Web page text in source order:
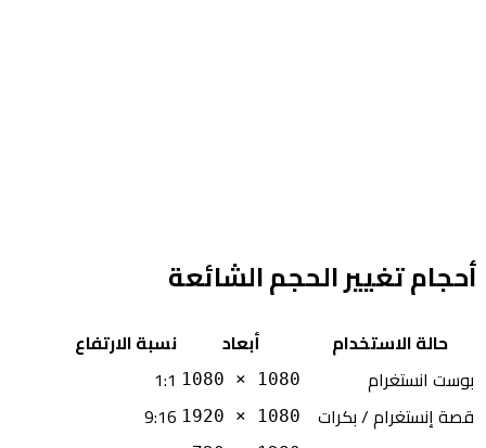
أحجام تغيير الحجم الشائعة
حالة الاستخدام أبعاد
نسبة الارتفاع
بوست انستغرام
1080 × 1080
1:1
قصة إنستغرام / بكرات
1080 × 1920
9:16